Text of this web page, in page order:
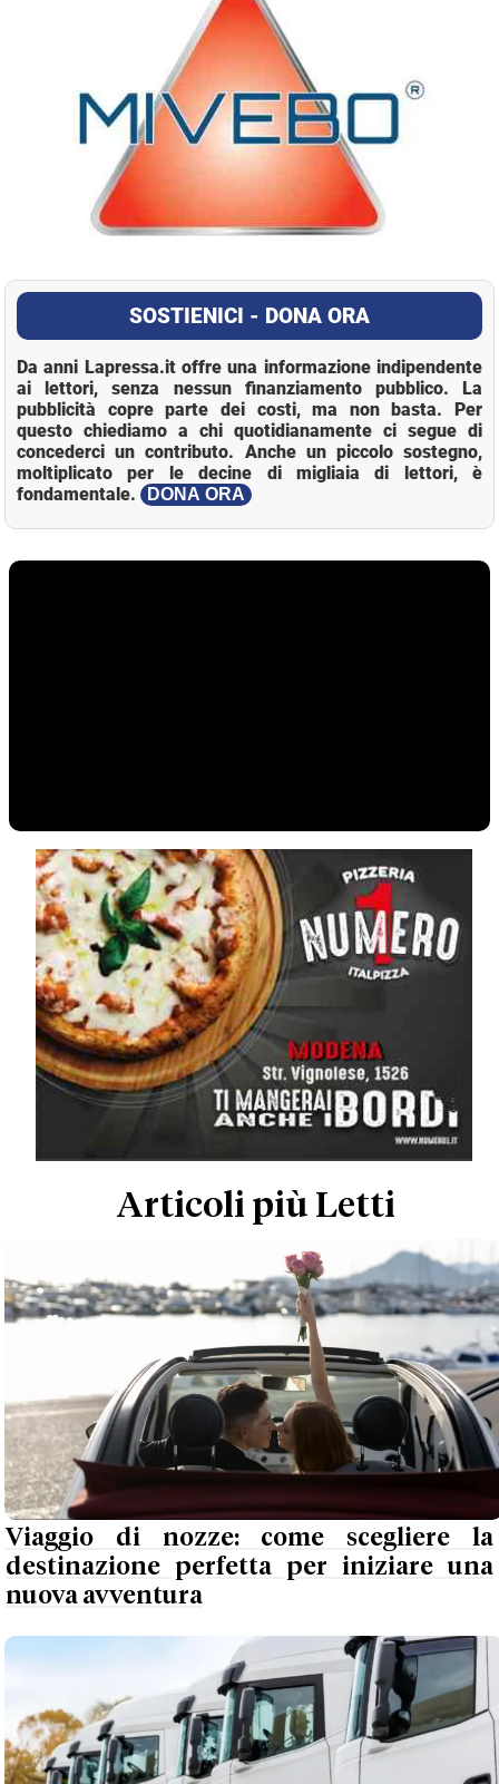
SOSTIENICI - DONA ORA
Da anni Lapressa.it offre una informazione indipendente
ai lettori, senza nessun finanziamento pubblico. La
pubblicità copre parte dei costi, ma non basta. Per
questo chiediamo a chi quotidianamente ci segue di
concederci un contributo. Anche un piccolo sostegno,
moltiplicato per le decine di migliaia di lettori, è
fondamentale.
DONA ORA
Articoli più Letti
Viaggio di nozze: come scegliere la
destinazione perfetta per iniziare una
nuova avventura